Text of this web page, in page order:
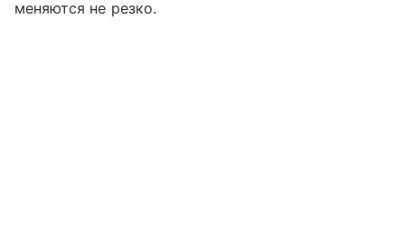
меняются не резко.